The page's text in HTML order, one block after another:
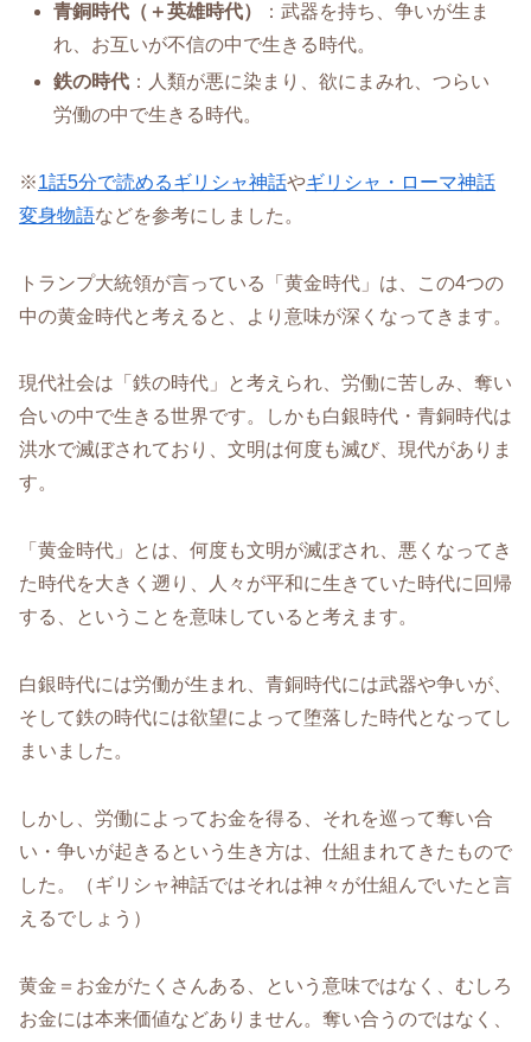
青銅時代（＋英雄時代）
：武器を持ち、争いが生ま
れ、お互いが不信の中で生きる時代。
鉄の時代 ：人類が悪に染まり、欲にまみれ、つらい
労働の中で生きる時代。
※1話5分で読めるギリシャ神話やギリシャ・ローマ神話
変身物語などを参考にしました。
トランプ大統領が言っている「黄金時代」は、この4つの
中の黄金時代と考えると、より意味が深くなってきます。
現代社会は「鉄の時代」と考えられ、労働に苦しみ、奪い
合いの中で生きる世界です。しかも白銀時代・青銅時代は
洪水で滅ぼされており、文明は何度も滅び、現代がありま
す。
「黄金時代」とは、何度も文明が滅ぼされ、悪くなってき
た時代を大きく遡り、人々が平和に生きていた時代に回帰
する、ということを意味していると考えます。
白銀時代には労働が生まれ、青銅時代には武器や争いが、
そして鉄の時代には欲望によって堕落した時代となってし
まいました。
しかし、労働によってお金を得る、それを巡って奪い合
い・争いが起きるという生き方は、仕組まれてきたもので
した。（ギリシャ神話ではそれは神々が仕組んでいたと言
えるでしょう）
黄金＝お金がたくさんある、という意味ではなく、むしろ
お金には本来価値などありません。奪い合うのではなく、